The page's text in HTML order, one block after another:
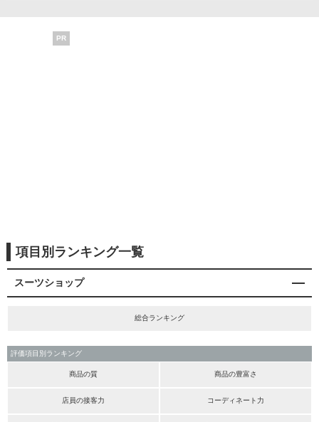
PR
項目別ランキング一覧
スーツショップ
総合ランキング
評価項目別ランキング
商品の質 商品の豊富さ
店員の接客力 コーディネート力